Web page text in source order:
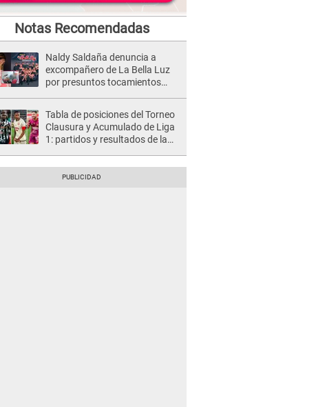
Notas Recomendadas
Naldy Saldaña denuncia a
excompañero de La Bella Luz
por presuntos tocamientos
Tabla de posiciones del Torneo
Clausura y Acumulado de Liga
1: partidos y resultados de la